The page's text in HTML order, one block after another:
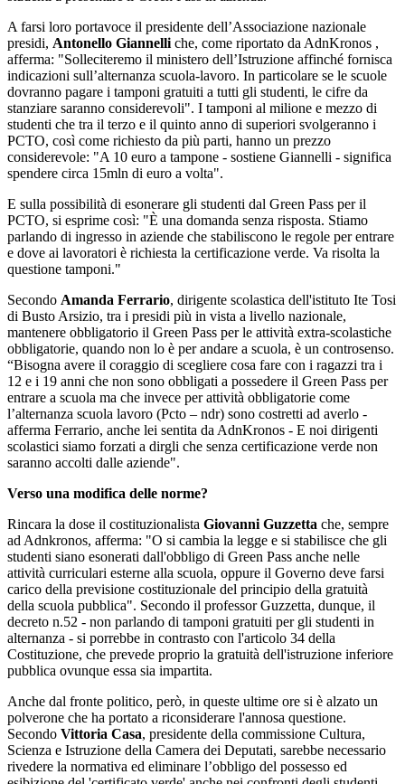
A farsi loro portavoce il presidente dell’Associazione nazionale
presidi, Antonello Giannelli che, come riportato da AdnKronos ,
afferma: "Solleciteremo il ministero dell’Istruzione affinché fornisca
indicazioni sull’alternanza scuola-lavoro. In particolare se le scuole
dovranno pagare i tamponi gratuiti a tutti gli studenti, le cifre da
stanziare saranno considerevoli". I tamponi al milione e mezzo di
studenti che tra il terzo e il quinto anno di superiori svolgeranno i
PCTO, così come richiesto da più parti, hanno un prezzo
considerevole: "A 10 euro a tampone - sostiene Giannelli - significa
spendere circa 15mln di euro a volta".
E sulla possibilità di esonerare gli studenti dal Green Pass per il
PCTO, si esprime così: "È una domanda senza risposta. Stiamo
parlando di ingresso in aziende che stabiliscono le regole per entrare
e dove ai lavoratori è richiesta la certificazione verde. Va risolta la
questione tamponi."
Secondo Amanda Ferrario, dirigente scolastica dell'istituto Ite Tosi
di Busto Arsizio, tra i presidi più in vista a livello nazionale,
mantenere obbligatorio il Green Pass per le attività extra-scolastiche
obbligatorie, quando non lo è per andare a scuola, è un controsenso.
“Bisogna avere il coraggio di scegliere cosa fare con i ragazzi tra i
12 e i 19 anni che non sono obbligati a possedere il Green Pass per
entrare a scuola ma che invece per attività obbligatorie come
l’alternanza scuola lavoro (Pcto – ndr) sono costretti ad averlo -
afferma Ferrario, anche lei sentita da AdnKronos - E noi dirigenti
scolastici siamo forzati a dirgli che senza certificazione verde non
saranno accolti dalle aziende".
Verso una modifica delle norme?
Rincara la dose il costituzionalista Giovanni Guzzetta che, sempre
ad Adnkronos, afferma: "O si cambia la legge e si stabilisce che gli
studenti siano esonerati dall'obbligo di Green Pass anche nelle
attività curriculari esterne alla scuola, oppure il Governo deve farsi
carico della previsione costituzionale del principio della gratuità
della scuola pubblica". Secondo il professor Guzzetta, dunque, il
decreto n.52 - non parlando di tamponi gratuiti per gli studenti in
alternanza - si porrebbe in contrasto con l'articolo 34 della
Costituzione, che prevede proprio la gratuità dell'istruzione inferiore
pubblica ovunque essa sia impartita.
Anche dal fronte politico, però, in queste ultime ore si è alzato un
polverone che ha portato a riconsiderare l'annosa questione.
Secondo Vittoria Casa, presidente della commissione Cultura,
Scienza e Istruzione della Camera dei Deputati, sarebbe necessario
rivedere la normativa ed eliminare l’obbligo del possesso ed